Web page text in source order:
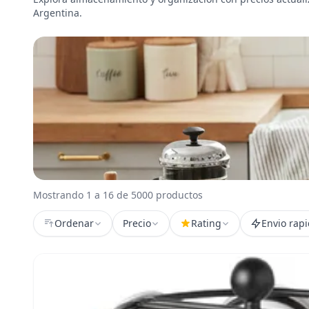
Argentina.
Mostrando 1 a 16 de 5000 productos
Ordenar Precio Rating Envio